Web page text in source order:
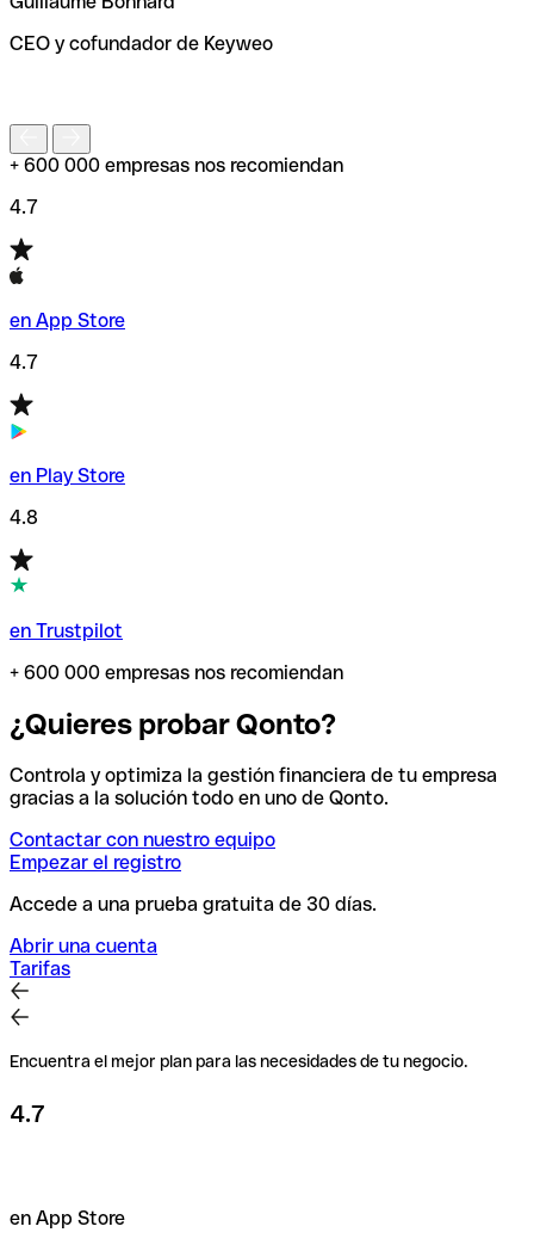
de enviar tu transferencia.
CEO y cofundador de Keyweo
+ 600 000 empresas nos recomiendan
4.7
en App Store
4.7
en Play Store
4.8
en Trustpilot
+ 600 000 empresas nos recomiendan
¿Quieres probar Qonto?
Controla y optimiza la gestión financiera de tu empresa
gracias a la solución todo en uno de Qonto.
Contactar con nuestro equipo
Empezar el registro
Accede a una prueba gratuita de 30 días.
Abrir una cuenta
Tarifas
Encuentra el mejor plan para las necesidades de tu negocio.
4.7
en App Store